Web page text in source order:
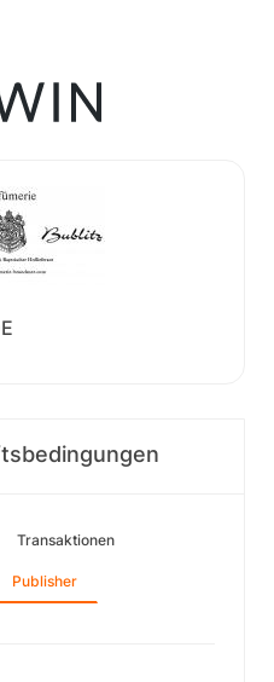
Transaktionen
Publisher